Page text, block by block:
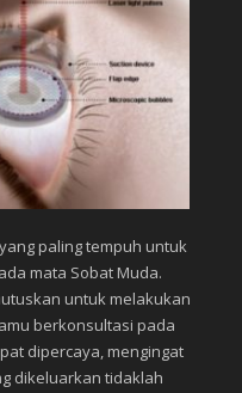
paling tempuh untuk
mata Sobat Muda.
untuk melakukan
berkonsultasi pada
dipercaya, mengingat
dikeluarkan tidaklah